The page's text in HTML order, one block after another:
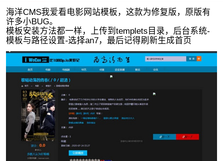
海洋CMS我爱看电影网站模板，这款为修复版，原版有
许多小BUG。
模板安装方法都一样，上传到templets目录，后台系统-
模板与路径设置-选择an7，最后记得刷新生成首页